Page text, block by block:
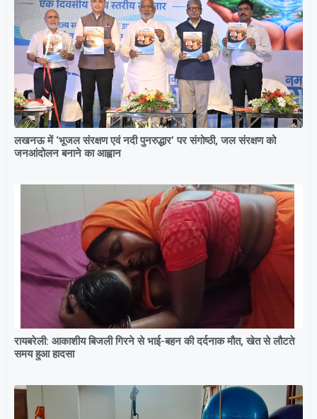
लखनऊ में ‘भूजल संरक्षण एवं नदी पुनरुद्धार’ पर संगोष्ठी, जल संरक्षण को
जनआंदोलन बनाने का आह्वान
रायबरेली: आकाशीय बिजली गिरने से भाई-बहन की दर्दनाक मौत, खेत से लौटते
समय हुआ हादसा